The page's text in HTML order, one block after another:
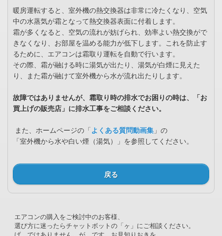
暖房運転すると、室外機の熱交換器は非常に冷たくなり、空気
中の水蒸気が霜となって熱交換器表面に付着します。
霜が多くなると、空気の流れが妨げられ、効率よい熱交換がで
きなくなり、お部屋を温める能力が低下します。これを防止す
るために、エアコンは霜取り運転を自動で行います。
その際、霜が融ける時に湯気が出たり、湯気が白煙に見えた
り、また霜が融けて室外機から水が流れ出たりします。
故障ではありませんが、霜取り時の排水でお困りの時は、「 お
買上げの販売店」に排水工事をご相談ください。
また、ホームページの「 よくある質問動画集 」の
「室外機から水や白い煙（湯気）」を参照してください。
戻る
エアコンの購入をご検討中のお客様、
選び方に迷ったらチャットボットの「ヶ」にご相談ください。